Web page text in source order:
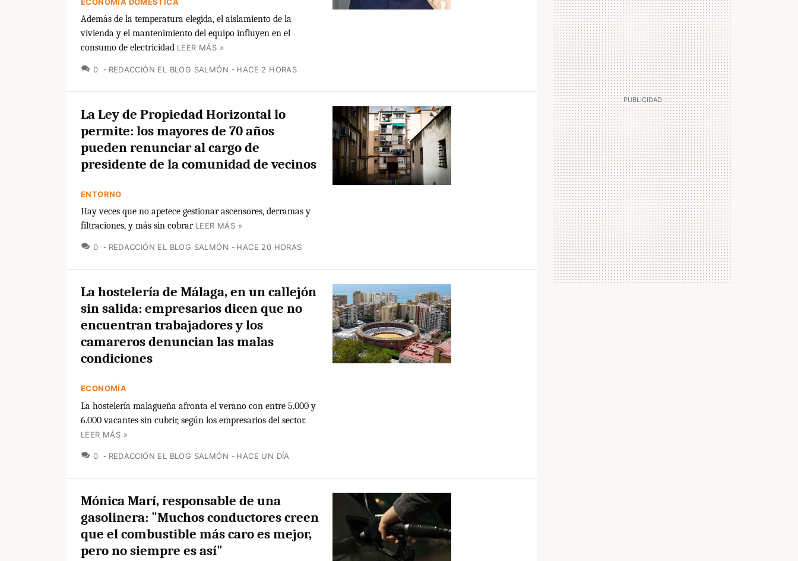
Además de la temperatura elegida, el aislamiento de la
vivienda y el mantenimiento del equipo influyen en el
consumo de electricidad LEER MÁS »
0 COMENTARIOS
REDACCIÓN EL BLOG SALMÓN HACE 2 HORAS
La Ley de Propiedad Horizontal lo
permite: los mayores de 70 años
pueden renunciar al cargo de
presidente de la comunidad de vecinos
ENTORNO
Hay veces que no apetece gestionar ascensores, derramas y
filtraciones, y más sin cobrar LEER MÁS »
0 COMENTARIOS
REDACCIÓN EL BLOG SALMÓN HACE 20 HORAS
La hostelería de Málaga, en un callejón
sin salida: empresarios dicen que no
encuentran trabajadores y los
camareros denuncian las malas
condiciones
ECONOMÍA
La hostelería malagueña afronta el verano con entre 5.000 y
6.000 vacantes sin cubrir, según los empresarios del sector.
LEER MÁS »
0 COMENTARIOS
REDACCIÓN EL BLOG SALMÓN HACE UN DÍA
Mónica Marí, responsable de una
gasolinera: "Muchos conductores creen
que el combustible más caro es mejor,
pero no siempre es así"